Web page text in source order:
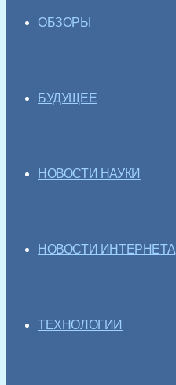
ОБЗОРЫ
БУДУЩЕЕ
НОВОСТИ НАУКИ
НОВОСТИ ИНТЕРНЕТА
ТЕХНОЛОГИИ